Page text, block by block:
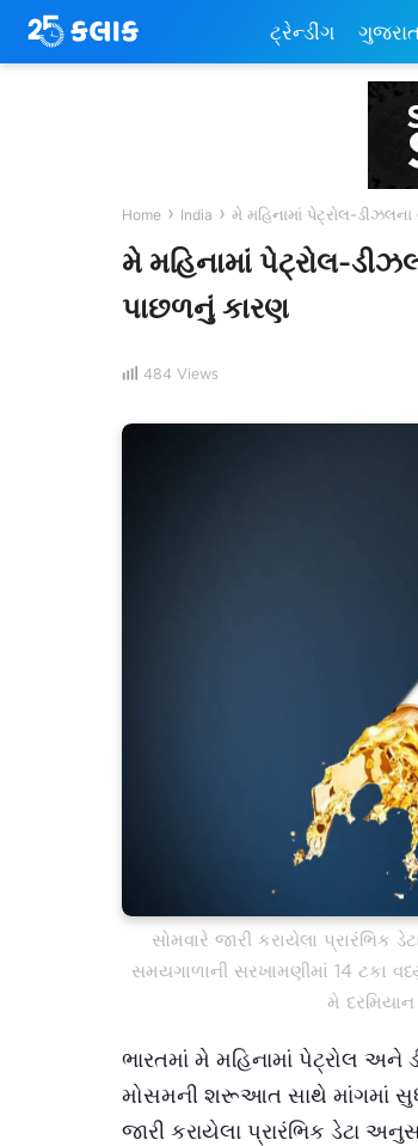
ટ્રેન્ડીંગ
Home › India › મે મહિનામાં પેટ્રોલ-
મે મહિનામાં પેટ્રોલ-
પાછળનું કારણ
484 Views
સોમવારે જારી કરાયેલા પ્રારંભિક
સમયગાળાની સરખામણીમાં 14 ટકા
મે
ભારતમાં મે મહિનામાં પેટ્રોલ
મોસમની શરૂઆત સાથે માંગમાં
જારી કરાયેલા પ્રારંભિક ડેટા